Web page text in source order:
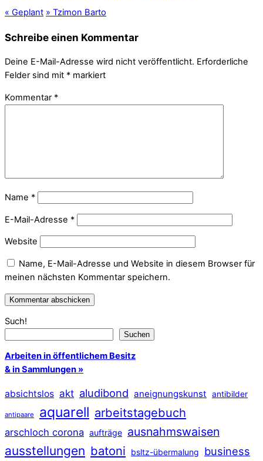
« Geplant » Tzimon Barto
Schreibe einen Kommentar
Deine E-Mail-Adresse wird nicht veröffentlicht. Erforderliche
Felder sind mit * markiert
Kommentar *
Name *
E-Mail-Adresse *
Website
Name, E-Mail-Adresse und Website in diesem Browser für
meinen nächsten Kommentar speichern.
Such!
Suchen
Arbeiten in öffentlichem Besitz
& in Sammlungen »
absichtslos akt aludibond aneignungskunst antibilder
antipaare aquarell arbeitstagebuch
arschloch corona aufträge ausnahmswaisen
ausstellungen batoni bsltz-übermalung business